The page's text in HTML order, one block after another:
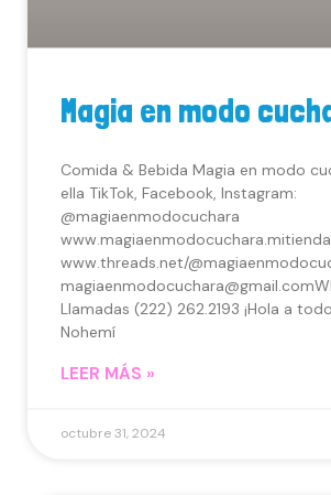
Magia en modo
Comida & Bebida Magia en modo
ella TikTok, Facebook, Instagram:
@magiaenmodocuchara
www.threads.net/
Llamadas (222) 262.2193 ¡Hola a
Nohemí
LEER MÁS »
octubre 31, 2024